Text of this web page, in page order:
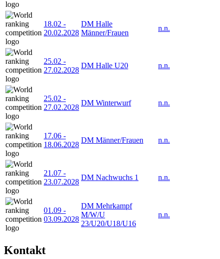
18.02 -
20.02.2028
DM Halle
Männer/Frauen
n.n.
25.02 -
27.02.2028
DM Halle U20 n.n.
25.02 -
27.02.2028
DM Winterwurf n.n.
17.06 -
18.06.2028
DM Männer/Frauen n.n.
21.07 -
23.07.2028
DM Nachwuchs 1 n.n.
01.09 -
03.09.2028
DM Mehrkampf
M/W/U
23/U20/U18/U16
n.n.
Kontakt